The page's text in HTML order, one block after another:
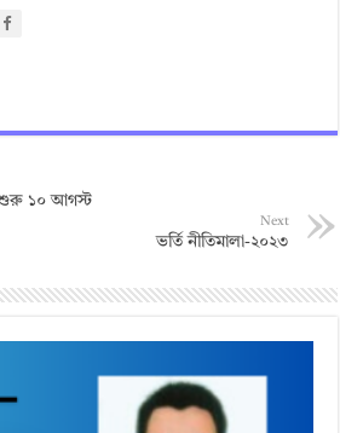
শুরু ১০ আগস্ট
Next
ভর্তি নীতিমালা-২০২৩